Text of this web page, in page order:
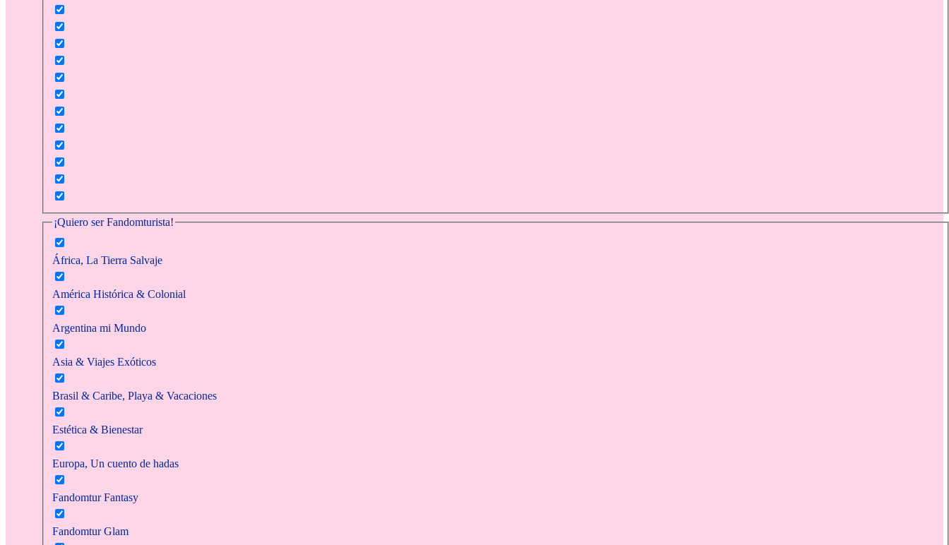
¡Quiero ser Fandomturista!
África, La Tierra Salvaje
América Histórica & Colonial
Argentina mi Mundo
Asia & Viajes Exóticos
Brasil & Caribe, Playa & Vacaciones
Estética & Bienestar
Europa, Un cuento de hadas
Fandomtur Fantasy
Fandomtur Glam